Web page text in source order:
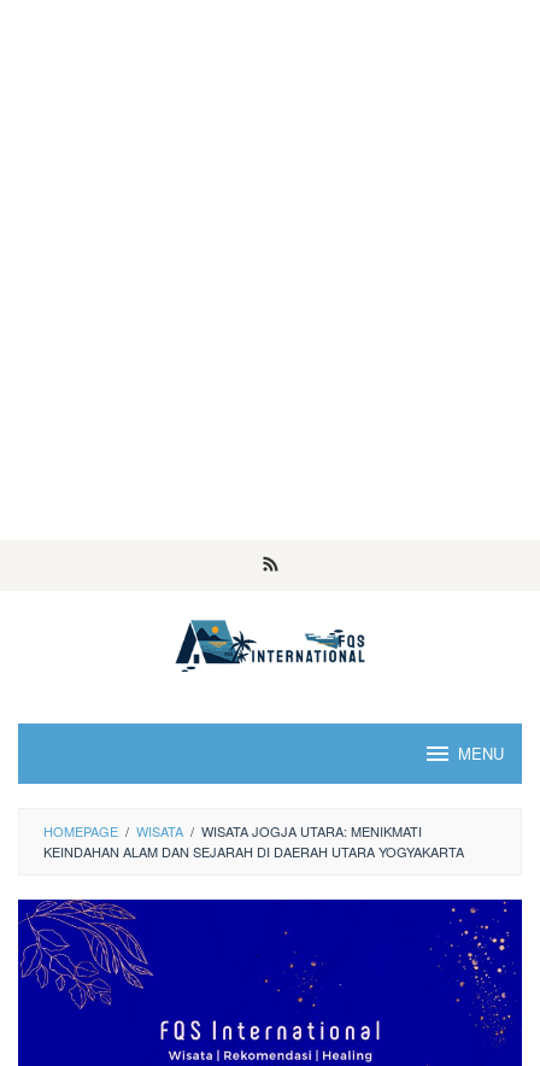
MENU
HOMEPAGE / WISATA / WISATA JOGJA UTARA: MENIKMATI
KEINDAHAN ALAM DAN SEJARAH DI DAERAH UTARA YOGYAKARTA